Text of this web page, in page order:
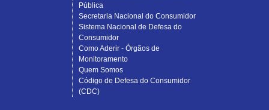
Pública
Secretaria Nacional do Consumidor
Sistema Nacional de Defesa do
Consumidor
Como Aderir - Órgãos de
Monitoramento
Quem Somos
Código de Defesa do Consumidor
(CDC)